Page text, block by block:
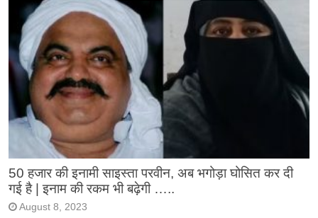
50 हजार की इनामी साइस्ता परवीन, अब भगोड़ा घोसित कर दी
गई है | इनाम की रकम भी बढ़ेगी …..
August 8, 2023